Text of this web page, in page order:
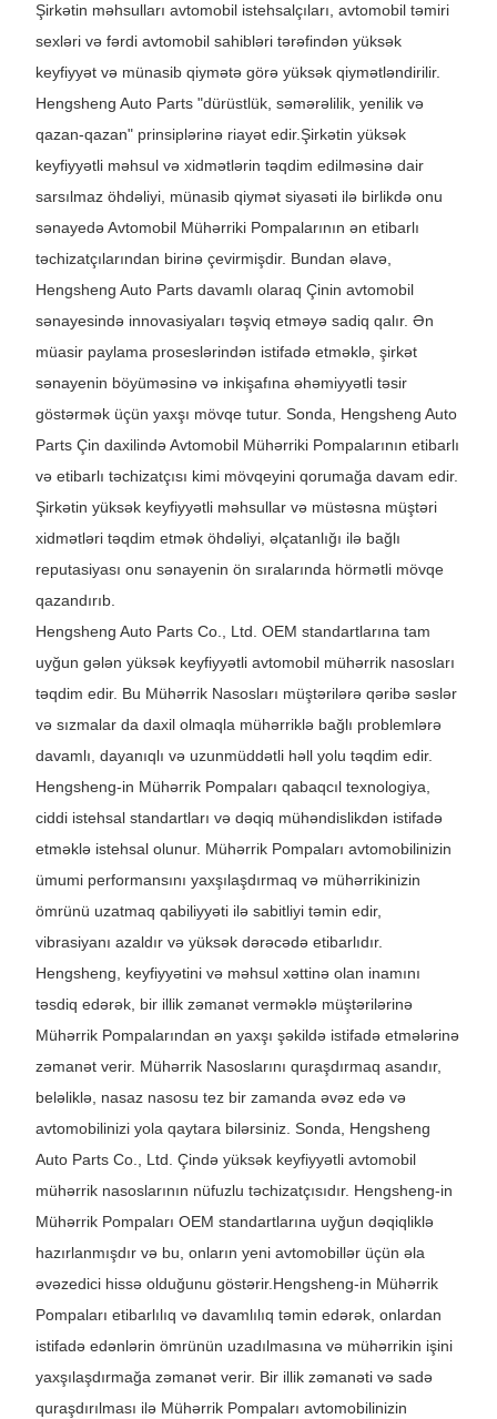
Şirkətin məhsulları avtomobil istehsalçıları, avtomobil təmiri
sexləri və fərdi avtomobil sahibləri tərəfindən yüksək
keyfiyyət və münasib qiymətə görə yüksək qiymətləndirilir.
Hengsheng Auto Parts "dürüstlük, səmərəlilik, yenilik və
qazan-qazan" prinsiplərinə riayət edir.Şirkətin yüksək
keyfiyyətli məhsul və xidmətlərin təqdim edilməsinə dair
sarsılmaz öhdəliyi, münasib qiymət siyasəti ilə birlikdə onu
sənayedə Avtomobil Mühərriki Pompalarının ən etibarlı
təchizatçılarından birinə çevirmişdir. Bundan əlavə,
Hengsheng Auto Parts davamlı olaraq Çinin avtomobil
sənayesində innovasiyaları təşviq etməyə sadiq qalır. Ən
müasir paylama proseslərindən istifadə etməklə, şirkət
sənayenin böyüməsinə və inkişafına əhəmiyyətli təsir
göstərmək üçün yaxşı mövqe tutur. Sonda, Hengsheng Auto
Parts Çin daxilində Avtomobil Mühərriki Pompalarının etibarlı
və etibarlı təchizatçısı kimi mövqeyini qorumağa davam edir.
Şirkətin yüksək keyfiyyətli məhsullar və müstəsna müştəri
xidmətləri təqdim etmək öhdəliyi, əlçatanlığı ilə bağlı
reputasiyası onu sənayenin ön sıralarında hörmətli mövqe
qazandırıb.
Hengsheng Auto Parts Co., Ltd. OEM standartlarına tam
uyğun gələn yüksək keyfiyyətli avtomobil mühərrik nasosları
təqdim edir. Bu Mühərrik Nasosları müştərilərə qəribə səslər
və sızmalar da daxil olmaqla mühərriklə bağlı problemlərə
davamlı, dayanıqlı və uzunmüddətli həll yolu təqdim edir.
Hengsheng-in Mühərrik Pompaları qabaqcıl texnologiya,
ciddi istehsal standartları və dəqiq mühəndislikdən istifadə
etməklə istehsal olunur. Mühərrik Pompaları avtomobilinizin
ümumi performansını yaxşılaşdırmaq və mühərrikinizin
ömrünü uzatmaq qabiliyyəti ilə sabitliyi təmin edir,
vibrasiyanı azaldır və yüksək dərəcədə etibarlıdır.
Hengsheng, keyfiyyətini və məhsul xəttinə olan inamını
təsdiq edərək, bir illik zəmanət verməklə müştərilərinə
Mühərrik Pompalarından ən yaxşı şəkildə istifadə etmələrinə
zəmanət verir. Mühərrik Nasoslarını quraşdırmaq asandır,
beləliklə, nasaz nasosu tez bir zamanda əvəz edə və
avtomobilinizi yola qaytara bilərsiniz. Sonda, Hengsheng
Auto Parts Co., Ltd. Çində yüksək keyfiyyətli avtomobil
mühərrik nasoslarının nüfuzlu təchizatçısıdır. Hengsheng-in
Mühərrik Pompaları OEM standartlarına uyğun dəqiqliklə
hazırlanmışdır və bu, onların yeni avtomobillər üçün əla
əvəzedici hissə olduğunu göstərir.Hengsheng-in Mühərrik
Pompaları etibarlılıq və davamlılıq təmin edərək, onlardan
istifadə edənlərin ömrünün uzadılmasına və mühərrikin işini
yaxşılaşdırmağa zəmanət verir. Bir illik zəmanəti və sadə
quraşdırılması ilə Mühərrik Pompaları avtomobilinizin